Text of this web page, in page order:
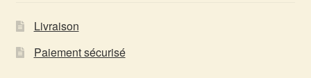
Livraison
Paiement sécurisé